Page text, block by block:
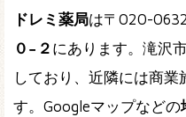
ドレミ薬局は〒020-0632
０−２ にあります。滝沢
しており、近隣には商業
す。Googleマップなどの